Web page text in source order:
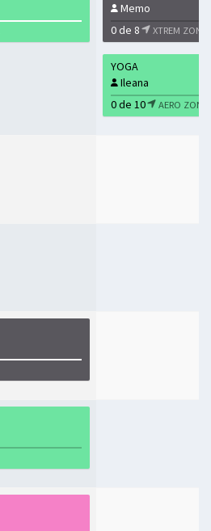
Memo
0 de 8
XTREM ZONE
YOGA
Ileana
0 de 10
AERO ZONE